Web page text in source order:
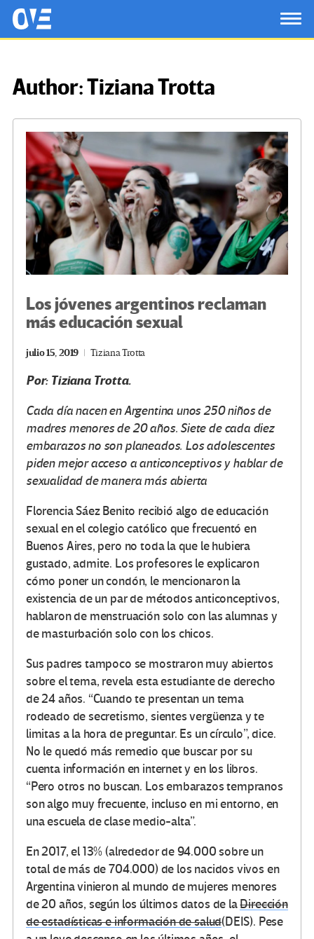
Saltar al contenido principal
OtrasVocesenEducacion.org
Author:Tiziana Trotta
Los jóvenes argentinos reclaman
más educación sexual
julio 15, 2019 Tiziana Trotta
Por: Tiziana Trotta.
Cada día nacen en Argentina unos 250 niños de
madres menores de 20 años. Siete de cada diez
embarazos no son planeados. Los adolescentes
piden mejor acceso a anticonceptivos y hablar de
sexualidad de manera más abierta
Florencia Sáez Benito recibió algo de educación
sexual en el colegio católico que frecuentó en
Buenos Aires, pero no toda la que le hubiera
gustado, admite. Los profesores le explicaron
cómo poner un condón, le mencionaron la
existencia de un par de métodos anticonceptivos,
hablaron de menstruación solo con las alumnas y
de masturbación solo con los chicos.
Sus padres tampoco se mostraron muy abiertos
sobre el tema, revela esta estudiante de derecho
de 24 años. “Cuando te presentan un tema
rodeado de secretismo, sientes vergüenza y te
limitas a la hora de preguntar. Es un círculo”, dice.
No le quedó más remedio que buscar por su
cuenta información en internet y en los libros.
“Pero otros no buscan. Los embarazos tempranos
son algo muy frecuente, incluso en mi entorno, en
una escuela de clase medio-alta”.
En 2017, el 13% (alrededor de 94.000 sobre un
total de más de 704.000) de los nacidos vivos en
Argentina vinieron al mundo de mujeres menores
de 20 años, según los últimos datos de laDirección
de estadísticas e información de salud(DEIS). Pese